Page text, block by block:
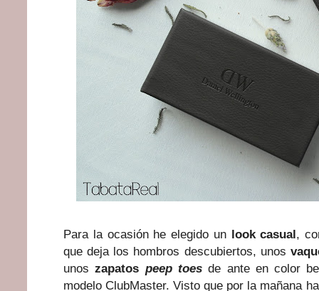
Para la ocasión he elegido un look casual,
que deja los hombros descubiertos, unos
unoszapatos peep toesde ante en color
modelo ClubMaster. Visto que por la mañana